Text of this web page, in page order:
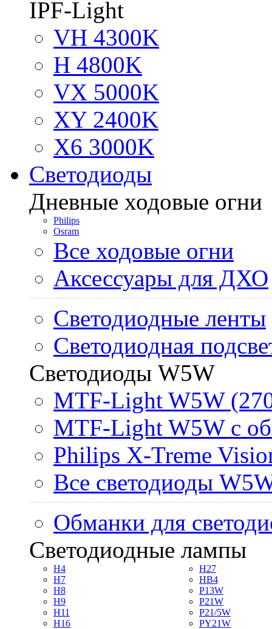
IPF-Light
VH 4300K
H 4800K
VX 5000K
XY 2400K
X6 3000K
Светодиоды
Дневные ходовые огни
Philips
Osram
Все ходовые огни
Аксессуары для ДХО
Светодиодные ленты
Светодиодная
Светодиоды W5W
MTF-Light W5W
MTF-Light W5W с
Philips X-Treme
Все светодиоды
Обманки для
Светодиодные лампы
H4
H7
H8
H9
H11
H16
H27
HB4
P13W
P21W
P21/5W
PY21W